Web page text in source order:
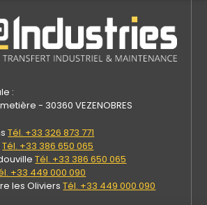
:
- 30360 VEZENOBRES
Tél. +33 326 873 771
Tél. +33 386 650 065
Tél. +33 386 650 065
+33 449 000 090
les OliviersTél. +33 449 000 090